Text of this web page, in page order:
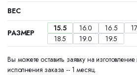
ВЕС
РАЗМЕР 15.5 16.0 16.5
18.5
19.0 19.5
Вы можете оставить заявку на
исполнения заказа -- 1 месяц.